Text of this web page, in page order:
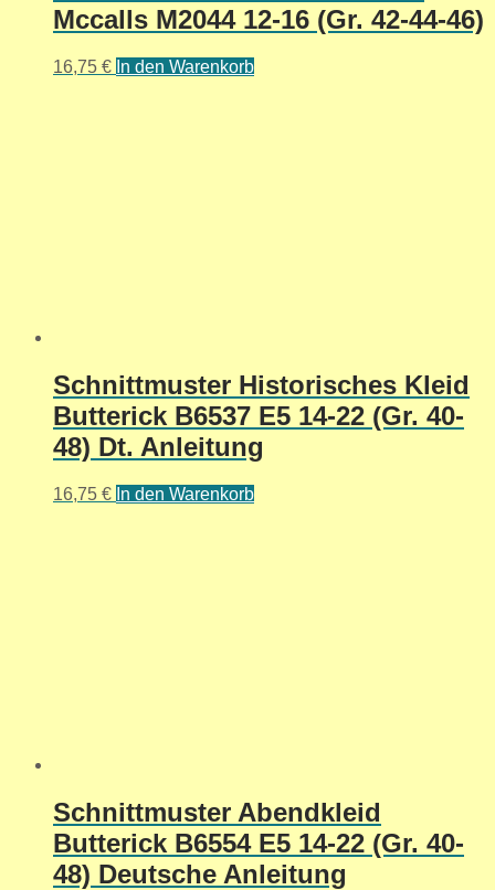
Mccalls M2044 12-16 (Gr. 42-44-46)
16,75 € In den Warenkorb
Schnittmuster Historisches Kleid
Butterick B6537 E5 14-22 (Gr. 40-
48) Dt. Anleitung
16,75 € In den Warenkorb
Schnittmuster Abendkleid
Butterick B6554 E5 14-22 (Gr. 40-
48) Deutsche Anleitung